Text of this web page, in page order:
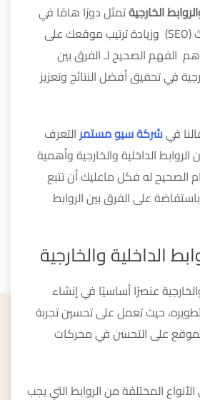
الخارجيةتمثل دورًا هامًا في
تحسين محركات البحث (SEO) وزيادة ترتيب موقعك على
الفهم الصحيح لـ الفرق بين
في تحقيق أفضل النتائج وتعزيز
فيشركة سيو مستمرالتعرف
الداخلية والخارجية وأهمية
الصحيح له فكل ماعليك أن تتبع
على الفرق بين الروابط
الداخلية والخارجية
عنصرًا أساسيًا في إنشاء
حيث تعمل على تحسين تجربة
على التحسن في محركات
المختلفة من الروابط التي يجب